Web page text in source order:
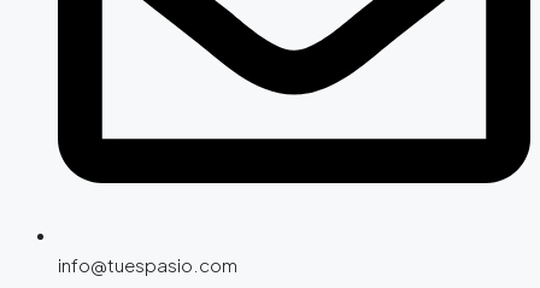
info@tuespasio.com